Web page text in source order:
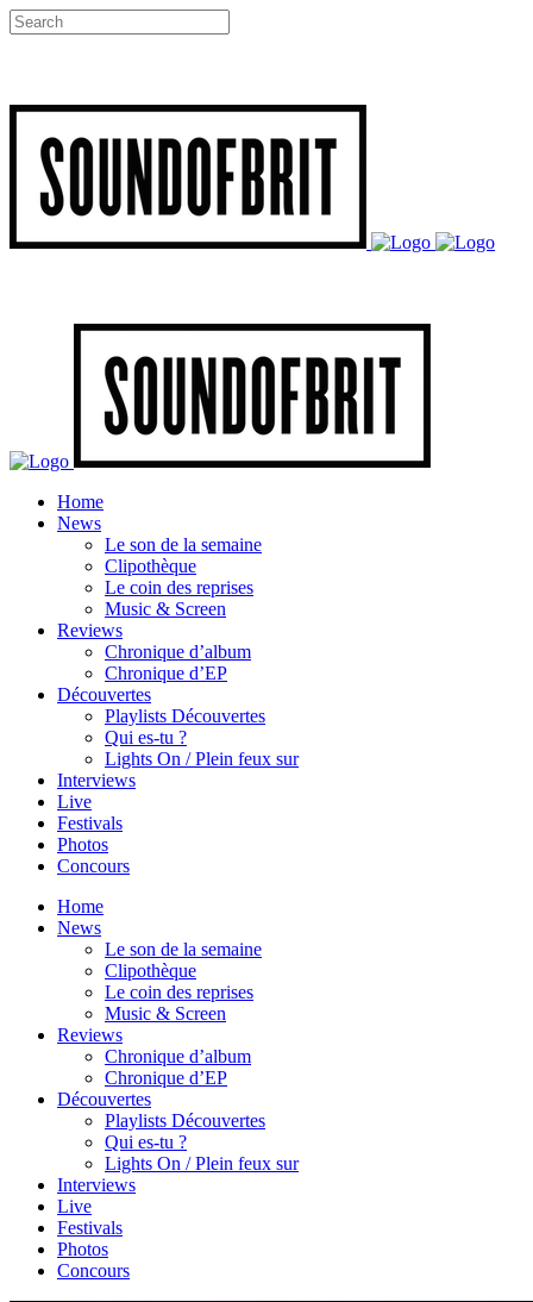
Home
News
Le son de la semaine
Clipothèque
Le coin des reprises
Music & Screen
Reviews
Chronique d’album
Chronique d’EP
Découvertes
Playlists Découvertes
Qui es-tu ?
Lights On / Plein feux sur
Interviews
Live
Festivals
Photos
Concours
Home
News
Le son de la semaine
Clipothèque
Le coin des reprises
Music & Screen
Reviews
Chronique d’album
Chronique d’EP
Découvertes
Playlists Découvertes
Qui es-tu ?
Lights On / Plein feux sur
Interviews
Live
Festivals
Photos
Concours